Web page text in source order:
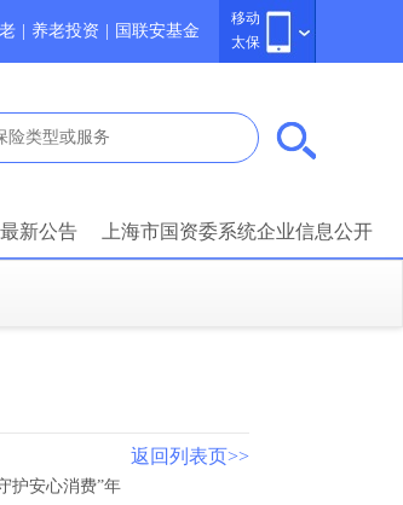
移动
太保
养老投资 国联安基金
最新公告 上海市国资委系统企业信息公开
返回列表页>>
护安心消费”年